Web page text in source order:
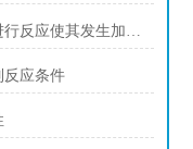
加氢反应釜能够将氢气与原料化合物进行反应使其发生加氢反应
反应条件